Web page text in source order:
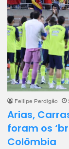
Fellipe Perdigão
Arias,
foram os
Colômbia